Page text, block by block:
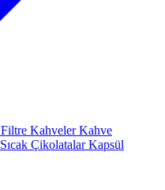
Filtre KahvelerKahve
Sıcak ÇikolatalarKapsül